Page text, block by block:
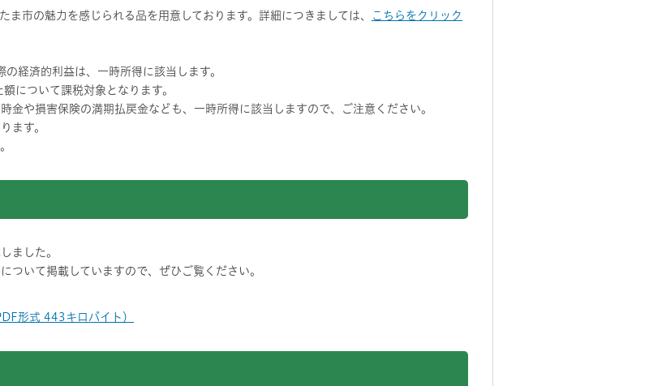
市の魅力を感じられる品を用意しております。詳細につきましては、
こちらをクリック
経済的利益は、一時所得に該当します。
ついて課税対象となります。
損害保険の満期払戻金なども、一時所得に該当しますので、ご注意ください。
ます。
ました。
いて掲載していますので、ぜひご覧ください。
形式 443キロバイト）